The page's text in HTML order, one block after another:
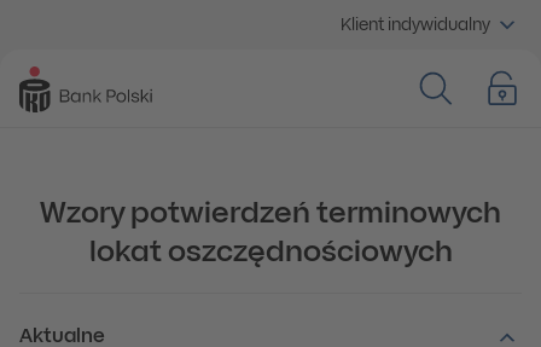
Klient indywidualny
Wzory potwierdzeń terminowych
lokat oszczędnościowych
Aktualne